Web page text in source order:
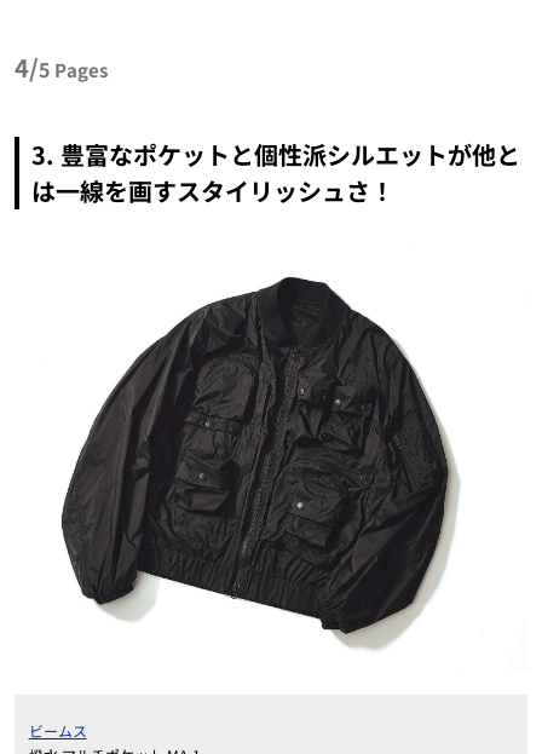
4/5 Pages
3. 豊富なポケットと個性派シルエットが他と
は一線を画すスタイリッシュさ！
ビームス